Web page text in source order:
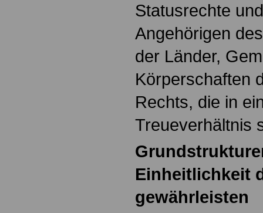
Statusrechte
Angehörigen
der Länder,
Körperschaften
Rechts, die in
Treueverhältnis
Einheitlichkeit
gewährleisten